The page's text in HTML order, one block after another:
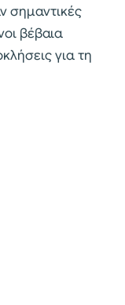
σημαντικές
βέβαια
για τη